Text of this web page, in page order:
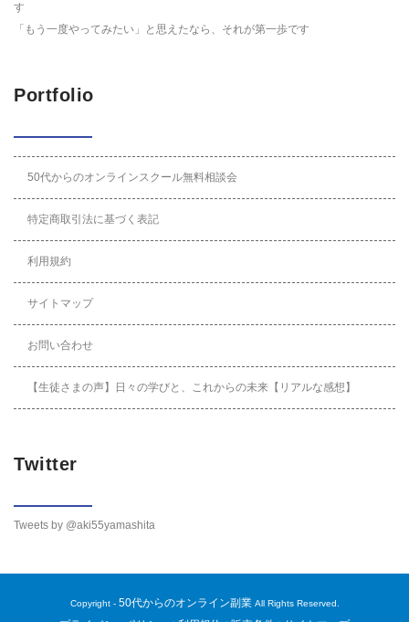
す
「もう一度やってみたい」と思えたなら、それが第一歩です
Portfolio
50代からのオンラインスクール無料相談会
特定商取引法に基づく表記
利用規約
サイトマップ
お問い合わせ
【生徒さまの声】日々の学びと、これからの未来【リアルな感想】
Twitter
Tweets by @aki55yamashita
Copyright - 50代からのオンライン副業All Rights Reserved.